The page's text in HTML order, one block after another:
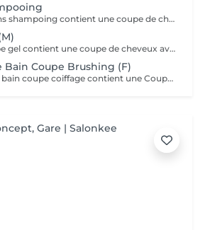
Le Forfait coupe sans shampoing contient une coupe de cheveux sans shampoing pour les étudiants. En cas de questions veuillez appeler au +352 26 35 02 89.
Le Forfait bain coupe gel contient une coupe de cheveux avec shampoing et l'application d'un produit de finition (Gel, Cire, Laque, etc.) pour les étudiants. En cas de questions veuillez appeler au +352 26 35 02 89.
Coupe Brushing (F)
Le Forfait étudiante bain coupe coiffage contient une Coupe et un Brushing pour les étudiantes. Dépendant de la longueur des cheveux, le prix peut varier. En cas de questions veuillez appeler au +352 26 35 02 89.